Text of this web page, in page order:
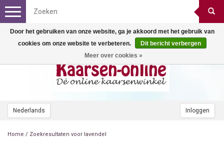
Nederlands Inloggen
Toggle
navigation
Home / Zoekresultaten voor lavendel
Door het gebruiken van onze website, ga je akkoord met het gebruik van
cookies om onze website te verbeteren.
Dit bericht verbergen
Meer over cookies »